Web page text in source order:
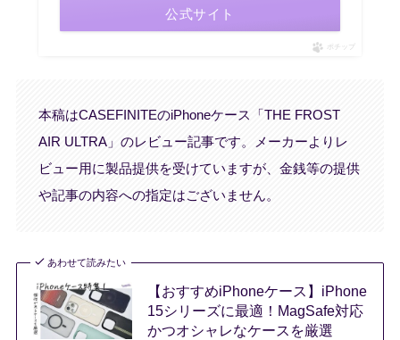
公式サイト
ポチップ
本稿はCASEFINITEのiPhoneケース「THE FROST
AIR ULTRA」のレビュー記事です。メーカーよりレ
ビュー用に製品提供を受けていますが、金銭等の提供
や記事の内容への指定はございません。
あわせて読みたい
【おすすめiPhoneケース】iPhone
15シリーズに最適！MagSafe対応
かつオシャレなケースを厳選